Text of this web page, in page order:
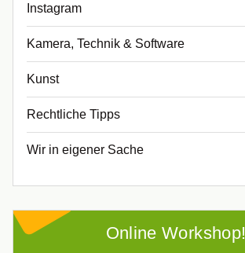
Instagram
Kamera, Technik & Software
Kunst
Rechtliche Tipps
Wir in eigener Sache
Online Workshop!